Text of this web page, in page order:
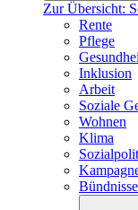
Zur Übersicht:
Rente
Pflege
Inklusion
Arbeit
Soziale
Wohnen
Klima